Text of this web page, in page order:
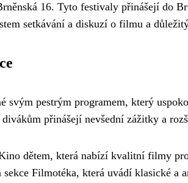
16. Tyto festivaly přinášejí do
setkávání a diskuzí o filmu a
svým pestrým programem, který
přinášejí nevšední zážitky a
dětem, která nabízí kvalitní filmy
Filmotéka, která uvádí klasické